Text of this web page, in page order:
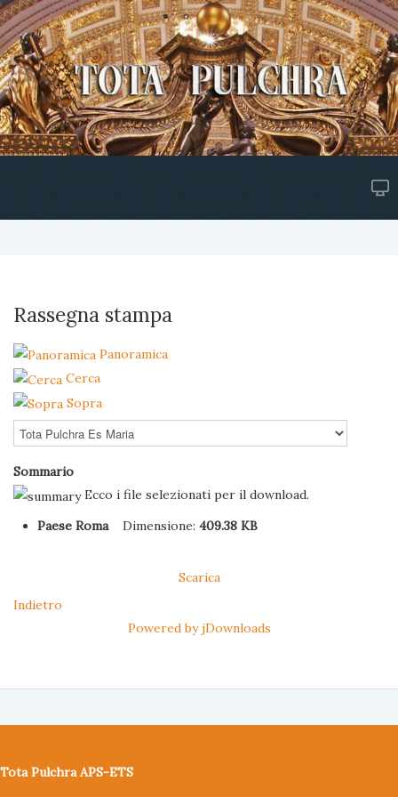
Rassegna stampa
Panoramica
Cerca
Sopra
Sommario
Ecco i file selezionati per il download.
Paese RomaDimensione:409.38 KB
Scarica
Indietro
Powered by jDownloads
Tota Pulchra APS-ETS